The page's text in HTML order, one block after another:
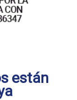
están